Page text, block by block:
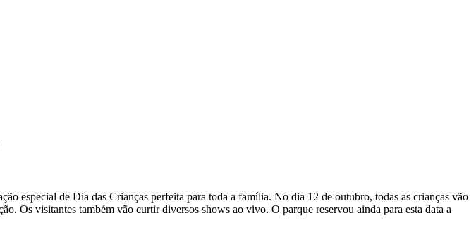
especial de Dia das Crianças perfeita para toda a família. No dia 12 de outubro, todas as crianças vão
Os visitantes também vão curtir diversos shows ao vivo. O parque reservou ainda para esta data a